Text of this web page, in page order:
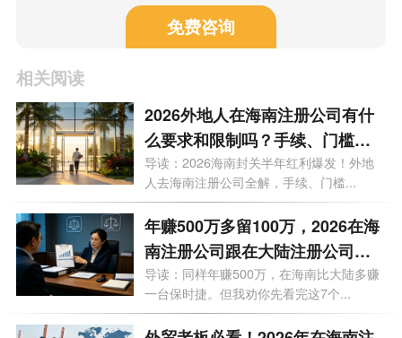
免费咨询
相关阅读
2026外地人在海南注册公司有什
么要求和限制吗？手续、门槛、
买房上学利弊等9大问题一次性说
透
导读：2026海南封关半年红利爆发！外地
人去海南注册公司全解，手续、门槛...
年赚500万多留100万，2026在海
南注册公司跟在大陆注册公司有
什么区别？一文看懂
导读：同样年赚500万，在海南比大陆多赚
一台保时捷。但我劝你先看完这7个...